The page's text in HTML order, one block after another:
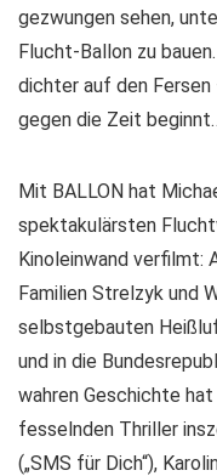
gezwungen sehen,
Flucht-Ballon zu
dichter auf den
gegen die Zeit
Mit BALLON hat
spektakulärsten
Kinoleinwand verfilmt:
Familien Strelzyk und
selbstgebauten
und in die
wahren Geschichte
fesselnden Thriller
(„SMS für Dich“),